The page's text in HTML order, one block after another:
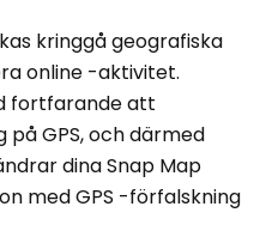
kringgå geografiska
online -aktivitet.
fortfarande att
GPS, och därmed
dina Snap Map
med GPS -förfalskning